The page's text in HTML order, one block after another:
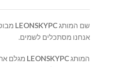
שם המותגLEONSKYPC
אנחנו מסתכלים לשמים.
המותגLEONSKYPC מגלם